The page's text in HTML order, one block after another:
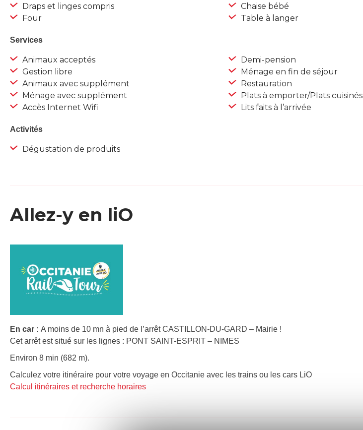
Draps et linges compris
Four
Chaise bébé
Table à langer
Services
Animaux acceptés
Gestion libre
Animaux avec supplément
Ménage avec supplément
Accès Internet Wifi
Demi-pension
Ménage en fin de séjour
Restauration
Plats à emporter/Plats cuisinés
Lits faits à l’arrivée
Activités
Dégustation de produits
Allez-y en liO
En car : A moins de 10 mn à pied de l’arrêt CASTILLON-DU-GARD – Mairie !
Cet arrêt est situé sur les lignes : PONT SAINT-ESPRIT – NIMES
Environ 8 min (682 m).
Calculez votre itinéraire pour votre voyage en Occitanie avec les trains ou les cars LiO
Calcul itinéraires et recherche horaires